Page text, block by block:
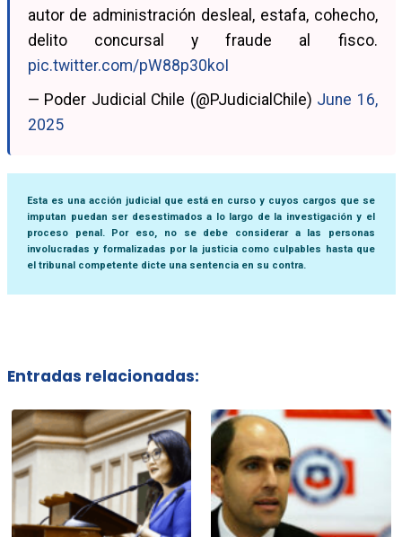
autor de administración desleal, estafa, cohecho,
delito concursal y fraude al fisco.
pic.twitter.com/pW88p30koI
— Poder Judicial Chile (@PJudicialChile) June 16,
2025
Esta es una acción judicial que está en curso y cuyos cargos que se
imputan puedan ser desestimados a lo largo de la investigación y el
proceso penal. Por eso, no se debe considerar a las personas
involucradas y formalizadas por la justicia como culpables hasta que
el tribunal competente dicte una sentencia en su contra.
Entradas relacionadas: